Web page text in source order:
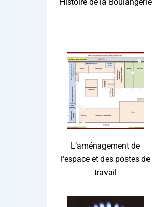
L’aménagement de
l’espace et des postes de
travail